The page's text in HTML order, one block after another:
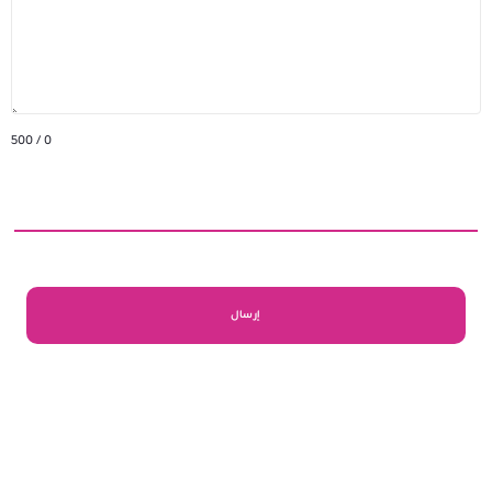
0
/ 500
إرسال